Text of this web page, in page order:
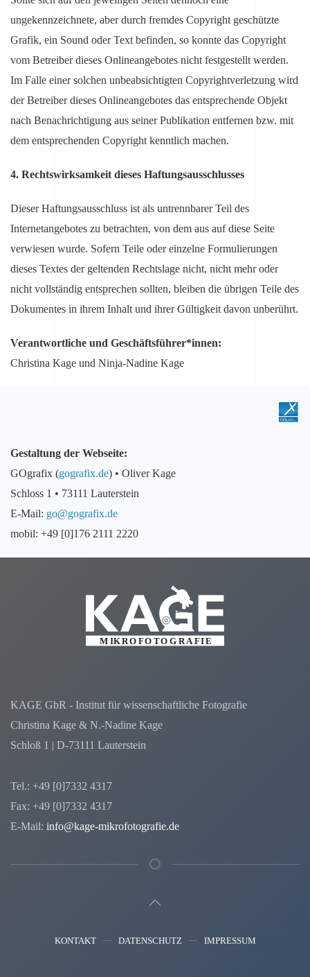
ungekennzeichnete, aber durch fremdes Copyright geschützte
Grafik, ein Sound oder Text befinden, so konnte das Copyright
vom Betreiber dieses Onlineangebotes nicht festgestellt werden.
Im Falle einer solchen unbeabsichtigten Copyrightverletzung wird
der Betreiber dieses Onlineangebotes das entsprechende Objekt
nach Benachrichtigung aus seiner Publikation entfernen bzw. mit
dem entsprechenden Copyright kenntlich machen.
4. Rechtswirksamkeit dieses Haftungsausschlusses
Dieser Haftungsausschluss ist als untrennbarer Teil des
Internetangebotes zu betrachten, von dem aus auf diese Seite
verwiesen wurde. Sofern Teile oder einzelne Formulierungen
dieses Textes der geltenden Rechtslage nicht, nicht mehr oder
nicht vollständig entsprechen sollten, bleiben die übrigen Teile des
Dokumentes in ihrem Inhalt und ihrer Gültigkeit davon unberührt.
Verantwortliche und Geschäftsführer*innen:
Christina Kage und Ninja-Nadine Kage
Gestaltung der Webseite:
GOgrafix (gografix.de) • Oliver Kage
Schloss 1 • 73111 Lauterstein
E-Mail: go@gografix.de
mobil: +49 [0]176 2111 2220
KAGE GbR - Institut für wissenschaftliche Fotografie
Christina Kage & N.-Nadine Kage
Schloß 1 | D-73111 Lauterstein
Tel.: +49 [0]7332 4317
Fax: +49 [0]7332 4317
E-Mail: info@kage-mikrofotografie.de
KONTAKT DATENSCHUTZ IMPRESSUM